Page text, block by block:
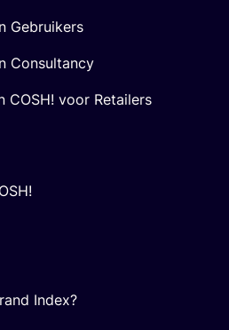
Gebruikers
Consultancy
COSH! voor Retailers
Index?